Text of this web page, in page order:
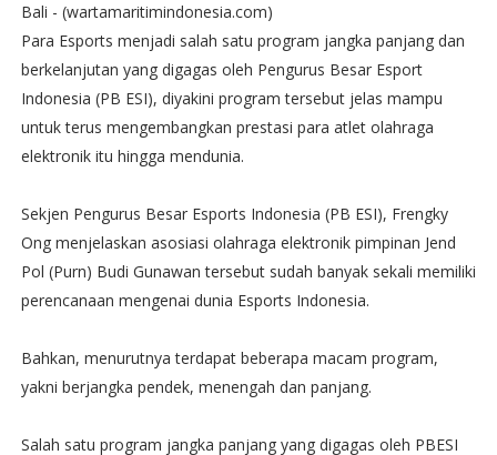
Bali - (wartamaritimindonesia.com)
Para Esports menjadi salah satu program jangka panjang dan
berkelanjutan yang digagas oleh Pengurus Besar Esport
Indonesia (PB ESI), diyakini program tersebut jelas mampu
untuk terus mengembangkan prestasi para atlet olahraga
elektronik itu hingga mendunia.
Sekjen Pengurus Besar Esports Indonesia (PB ESI), Frengky
Ong menjelaskan asosiasi olahraga elektronik pimpinan Jend
Pol (Purn) Budi Gunawan tersebut sudah banyak sekali memiliki
perencanaan mengenai dunia Esports Indonesia.
Bahkan, menurutnya terdapat beberapa macam program,
yakni berjangka pendek, menengah dan panjang.
Salah satu program jangka panjang yang digagas oleh PBESI